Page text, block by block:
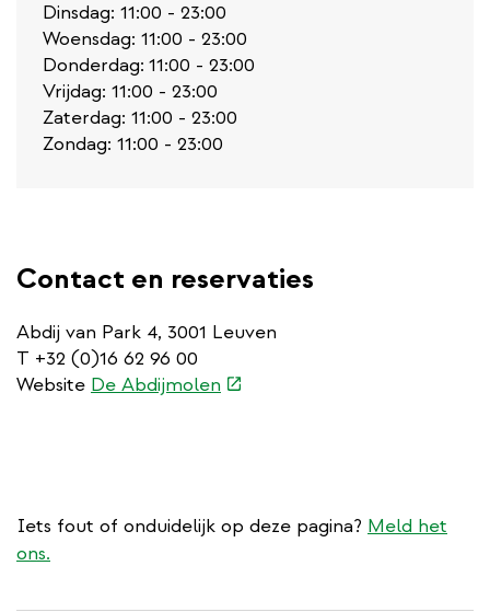
Dinsdag: 11:00 - 23:00
Woensdag: 11:00 - 23:00
Donderdag: 11:00 - 23:00
Vrijdag: 11:00 - 23:00
Zaterdag: 11:00 - 23:00
Zondag: 11:00 - 23:00
Contact en reservaties
Abdij van Park 4, 3001 Leuven
T +32 (0)16 62 96 00
Website De Abdijmolen (externe
Iets fout of onduidelijk op deze pagina? Meld het
ons.